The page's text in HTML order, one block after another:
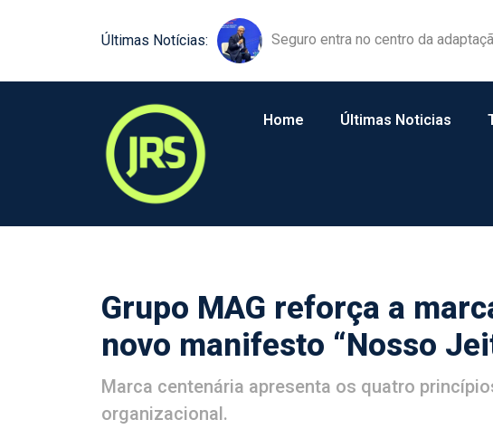
Últimas Notícias: Equipamentos agrícolas ganham
Home Últimas Noticias
Grupo MAG reforça a
novo manifesto “Nosso
Marca centenária apresenta os quatro
organizacional.